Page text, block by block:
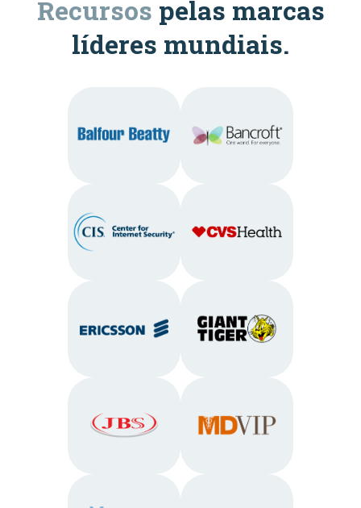
Recursos pelas marcas
líderes mundiais.